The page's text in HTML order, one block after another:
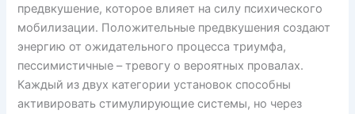
предвкушение, которое влияет на силу психического
мобилизации. Положительные предвкушения создают
энергию от ожидательного процесса триумфа,
пессимистичные – тревогу о вероятных провалах.
Каждый из двух категории установок способны
активировать стимулирующие системы, но через